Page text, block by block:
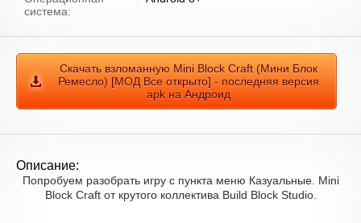
система:
Скачать взломанную Mini Block Craft (Мини Блок
Ремесло) [МОД Все открыто] - последняя версия
apk на Андроид
Описание:
Попробуем разобрать игру с пункта меню Казуальные. Mini
Block Craft от крутого коллектива Build Block Studio.